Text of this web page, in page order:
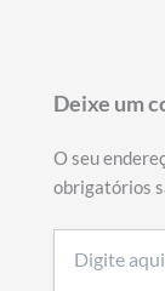
Deixe um
O seu
obrigatórios
aqui...